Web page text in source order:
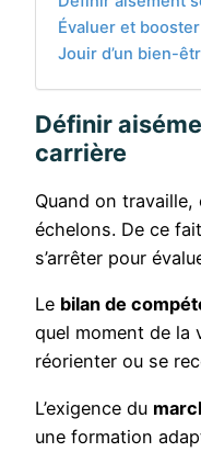
Évaluer et
Jouir d’un bien-
Définir
carrière
Quand on
échelons. De ce
s’arrêter pour
Le bilan de
quel moment de la
réorienter ou se
L’exigence du
une formation